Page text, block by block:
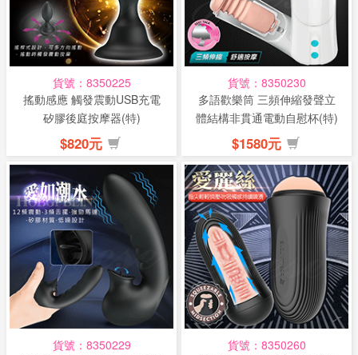
貨號：8350225
搖動感應 觸發震動USB充電
矽膠後庭按摩器(特)
$820元
貨號：8350230
多語歡樂筒 三頻伸縮發聲立
體結構非貫通電動自慰杯(特)
$1580元
貨號：8350229
貨號：8350260